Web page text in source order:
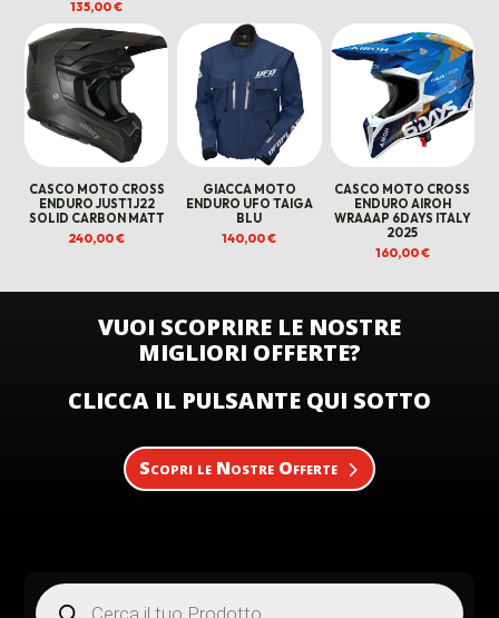
135,00€
CASCO MOTO CROSS
ENDURO JUST1 J22
SOLID CARBON MATT
240,00€
GIACCA MOTO
ENDURO UFO TAIGA
BLU
140,00€
CASCO MOTO CROSS
ENDURO AIROH
WRAAAP 6DAYS ITALY
2025
160,00€
VUOI SCOPRIRE LE NOSTRE
MIGLIORI OFFERTE?
CLICCA IL PULSANTE QUI SOTTO
Scopri le Nostre Offerte
Products
search